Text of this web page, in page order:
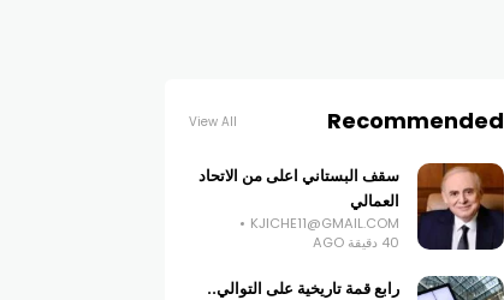
Recommended
View All
سقف البستاني اعلى من الاتحاد
العمالي
KJICHE11@GMAIL.COM
40 دقيقة AGO
رابع قمة تاريخية على التوالي..